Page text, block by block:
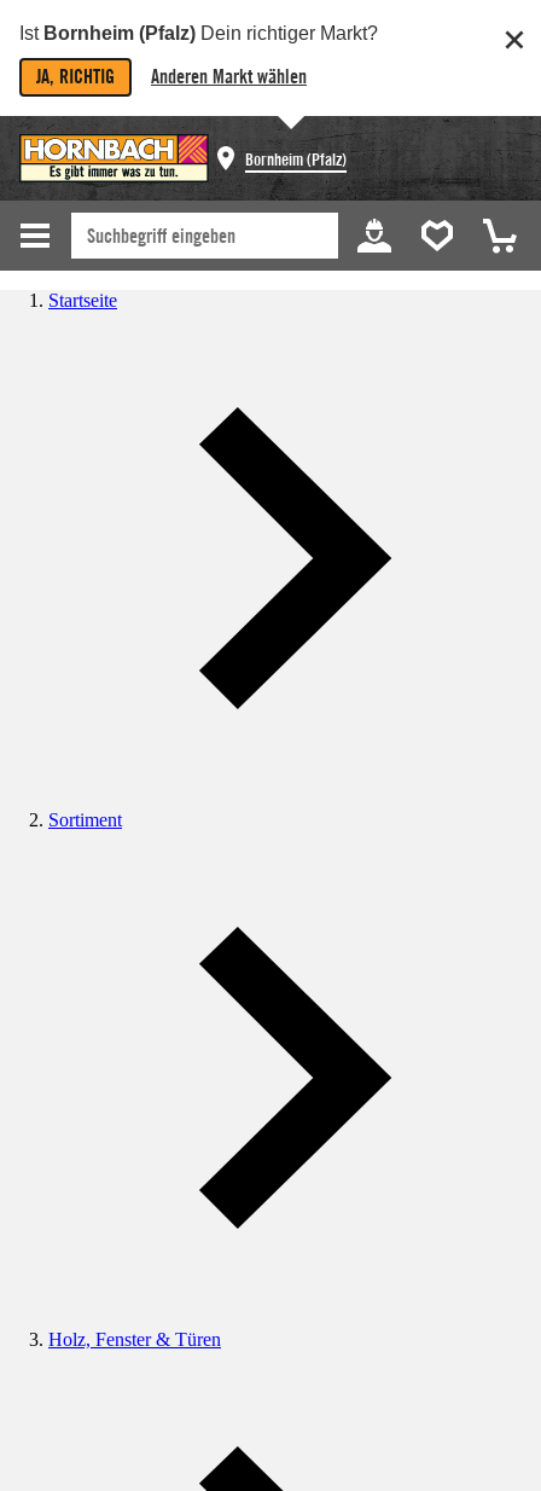
Ist Bornheim (Pfalz) Dein richtiger Markt?
JA, RICHTIG Anderen Markt wählen
Bornheim (Pfalz)
Startseite
Sortiment
Holz, Fenster & Türen